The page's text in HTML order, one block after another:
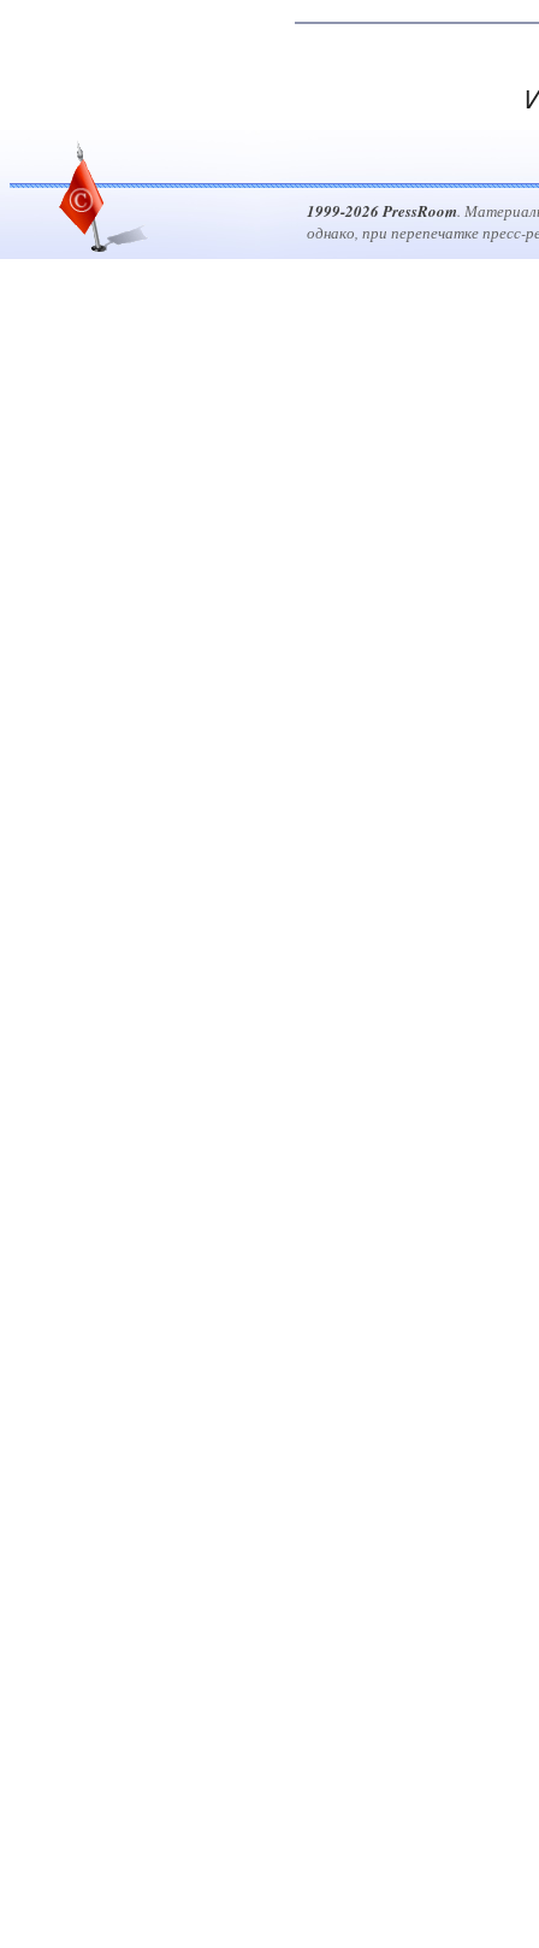
1999-2026 PressRoom.
однако, при перепечатке пресс-